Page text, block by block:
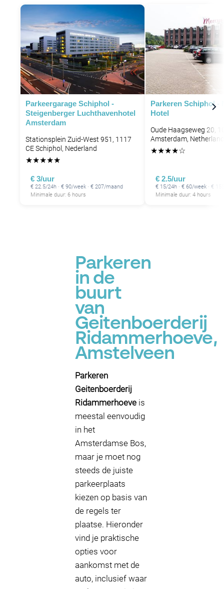
P
P
Parkeergarage Schiphol -
Steigenberger Luchthavenhotel
Amsterdam
Stationsplein Zuid-West 951, 1117
CE Schiphol, Nederland
★★★★★
€ 3/uur
€ 22.5/24h · € 90/week · € 207/maand
Minimale duur: 6 hours
Parkeren Schiphol -
Hotel
Oude Haagseweg 20,
Amsterdam,
★★★★☆
€ 2.5/uur
€ 15/24h · € 60/week · €
Minimale duur: 4 hours
Parkeren
in de
buurt
van
Geitenboerderij
Ridammerhoeve,
Amstelveen
Parkeren
Geitenboerderij
Ridammerhoeve is
meestal eenvoudig
in het
Amsterdamse Bos,
maar je moet nog
steeds de juiste
parkeerplaats
kiezen op basis van
de regels ter
plaatse. Hieronder
vind je praktische
opties voor
aankomst met de
auto, inclusief waar